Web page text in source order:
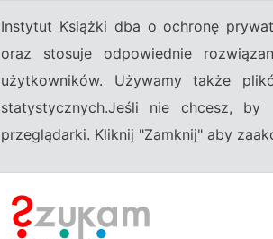
Instytut Książki dba o ochronę
oraz stosuje odpowiednie
użytkowników. Używamy także
statystycznych.Jeśli nie chcesz,
przeglądarki. Kliknij "Zamknij" aby